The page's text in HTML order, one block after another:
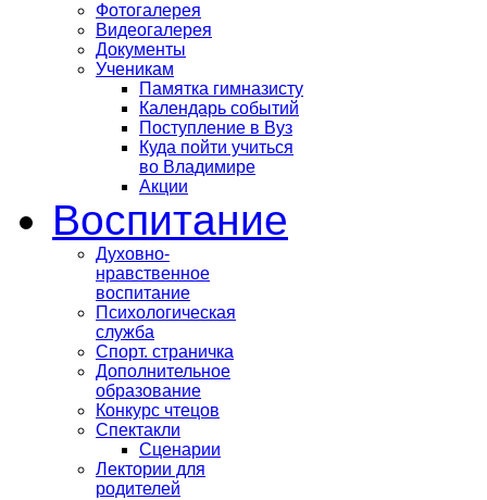
Фотогалерея
Видеогалерея
Документы
Ученикам
Памятка гимназисту
Календарь событий
Поступление в Вуз
Куда пойти учиться
во Владимире
Акции
Воспитание
Духовно-
нравственное
воспитание
Психологическая
служба
Спорт. страничка
Дополнительное
образование
Конкурс чтецов
Спектакли
Сценарии
Лектории для
родителей